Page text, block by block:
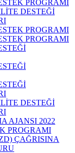
PROGRAMI
DESTEĞİ
PROGRAMI
PROGRAMI
DESTEĞİ
AJANSI 2022
PROGRAMI
ÇAĞRISINA